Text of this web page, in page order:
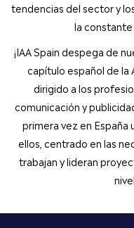
tendencias del sector y
la
¡IAA Spain despega de
capítulo español de la
dirigido a los
comunicación y
primera vez en
ellos, centrado en las
trabajan y lideran